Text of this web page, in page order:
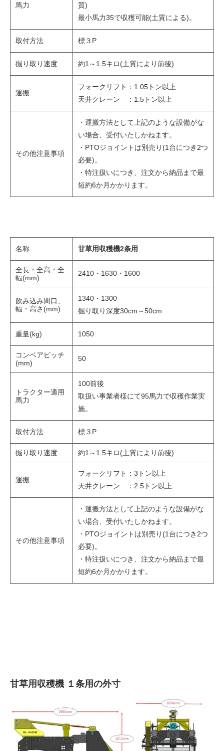
馬力
質)
最小馬力35で収穫可能(土質による)。
取付方法 標３P
掘り取り速度 約1～1.5キロ(土質により前後)
運搬
フォークリフト：1.05トン以上
天井クレーン ：1.5トン以上
その他注意事項
・運搬方法として上記のような設備がな
い場合、受付いたしかねます。
・PTOジョイントは別売り(1台につき2つ
必要)。
・特注扱いにつき、注文から納品まで最
短約6か月かかります。
名称 甘草用収穫機2条用
全長・全高・全
幅(mm)
2410・1630・1600
飲み込み間口、
幅・高さ(mm)
1340・1300
掘り取り深度30cm～50cm
重量(kg) 1050
コンベアピッチ
(mm)
50
トラクター適用
馬力
100前後
取扱い事業者様にて95馬力で収穫作業実
施。
取付方法 標３P
掘り取り速度 約1～1.5キロ(土質により前後)
運搬
フォークリフト：3トン以上
天井クレーン ：2.5トン以上
その他注意事項
・運搬方法として上記のような設備がな
い場合、受付いたしかねます。
・PTOジョイントは別売り(1台につき2つ
必要)。
・特注扱いにつき、注文から納品まで最
短約6か月かかります。
甘草用収穫機 １条用の外寸